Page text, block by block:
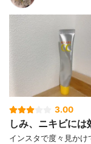
3.00
しみ、ニキビに
インスタで度々見か